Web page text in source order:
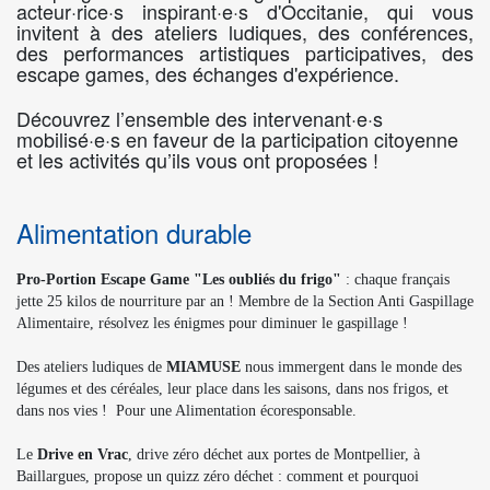
acteur·rice·s inspirant·e·s d'Occitanie, qui vous
invitent à des ateliers ludiques, des conférences,
des performances artistiques participatives, des
escape games, des échanges d'expérience.
Découvrez l’ensemble des intervenant·e·s
mobilisé·e·s en faveur de la participation citoyenne
et les activités qu’ils vous ont proposées !
Alimentation durable
Pro-Portion Escape Game "Les oubliés du frigo" : chaque français
jette 25 kilos de nourriture par an ! Membre de la Section Anti Gaspillage
Alimentaire, résolvez les énigmes pour diminuer le gaspillage !
Des ateliers ludiques de MIAMUSE nous immergent dans le monde des
légumes et des céréales, leur place dans les saisons, dans nos frigos, et
dans nos vies !
Pour une Alimentation écoresponsable.
Le Drive en Vrac, drive zéro déchet aux portes de Montpellier, à
Baillargues, propose un quizz zéro déchet : comment et pourquoi